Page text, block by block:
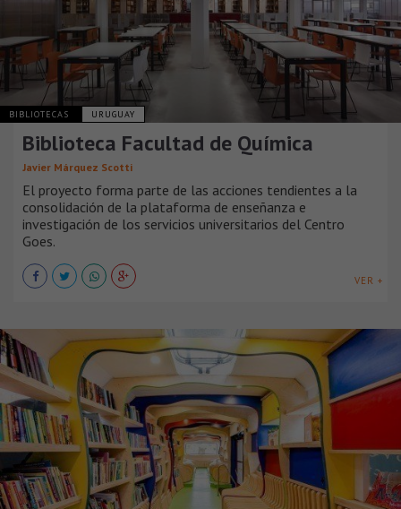
BIBLIOTECAS URUGUAY
Biblioteca Facultad de Química
Javier Márquez Scotti
El proyecto forma parte de las acciones tendientes a la
consolidación de la plataforma de enseñanza e
investigación de los servicios universitarios del Centro
Goes.
VER +